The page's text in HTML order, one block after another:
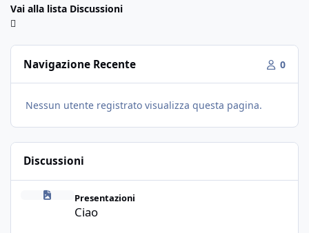
Vai alla lista Discussioni
Navigazione Recente 0
Nessun utente registrato visualizza questa pagina.
Discussioni
Presentazioni
Ciao